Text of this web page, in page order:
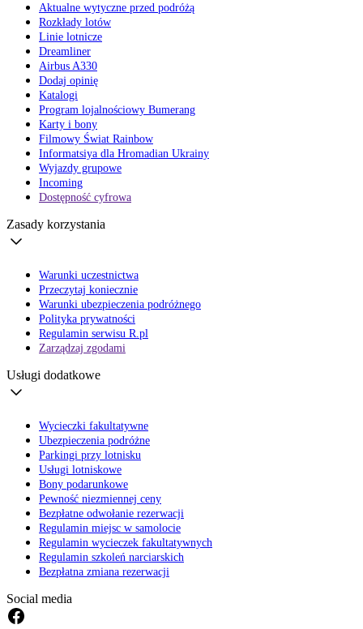
Aktualne wytyczne przed podróżą
Rozkłady lotów
Linie lotnicze
Dreamliner
Airbus A330
Dodaj opinię
Katalogi
Program lojalnościowy Bumerang
Karty i bony
Filmowy Świat Rainbow
Informatsiya dla Hromadian Ukrainy
Wyjazdy grupowe
Incoming
Dostępność cyfrowa
Zasady korzystania
Warunki uczestnictwa
Przeczytaj koniecznie
Warunki ubezpieczenia podróżnego
Polityka prywatności
Regulamin serwisu R.pl
Zarządzaj zgodami
Usługi dodatkowe
Wycieczki fakultatywne
Ubezpieczenia podróżne
Parkingi przy lotnisku
Usługi lotniskowe
Bony podarunkowe
Pewność niezmiennej ceny
Bezpłatne odwołanie rezerwacji
Regulamin miejsc w samolocie
Regulamin wycieczek fakultatywnych
Regulamin szkoleń narciarskich
Bezpłatna zmiana rezerwacji
Social media